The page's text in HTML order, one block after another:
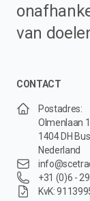
van
CONTACT
Postadres:
Olmenlaan
1404 DH
Nederland
+31 (0)6 -
KvK: